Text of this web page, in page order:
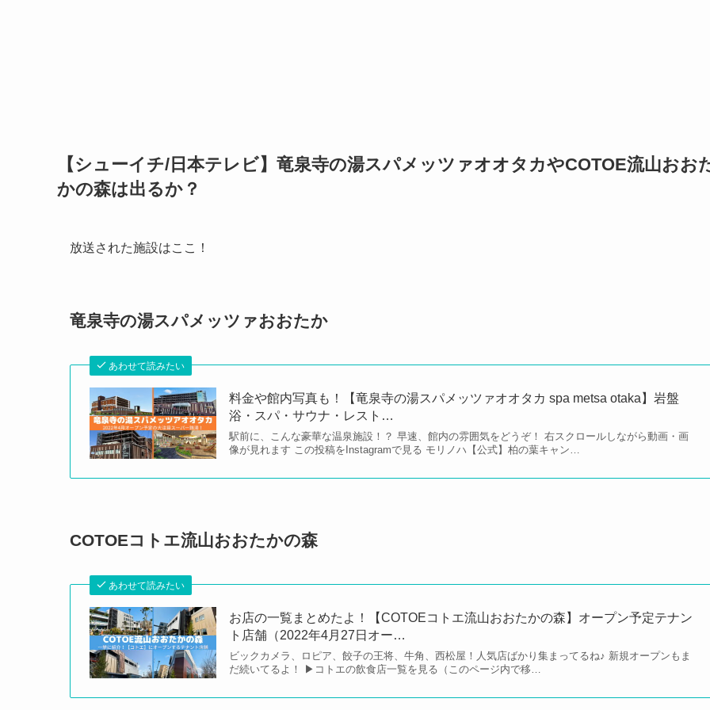
【シューイチ/日本テレビ】竜泉寺の湯スパメッツァオオタカやCOTOE流山おお
かの森は出るか？
放送された施設はここ！
竜泉寺の湯スパメッツァおおたか
あわせて読みたい
料金や館内写真も！【竜泉寺の湯スパメッツァオオタカ spa metsa otaka】岩盤
浴・スパ・サウナ・レスト…
駅前に、こんな豪華な温泉施設！？ 早速、館内の雰囲気をどうぞ！ 右スクロールしながら動画・画
像が見れます この投稿をInstagramで見る モリノハ【公式】柏の葉キャン…
COTOEコトエ流山おおたかの森
あわせて読みたい
お店の一覧まとめたよ！【COTOEコトエ流山おおたかの森】オープン予定テナン
ト店舗（2022年4月27日オー…
ビックカメラ、ロピア、餃子の王将、牛角、西松屋！人気店ばかり集まってるね♪ 新規オープンもま
だ続いてるよ！ ▶︎コトエの飲食店一覧を見る（このページ内で移…